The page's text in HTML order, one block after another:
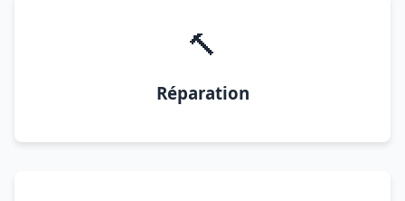
🔨
Réparation